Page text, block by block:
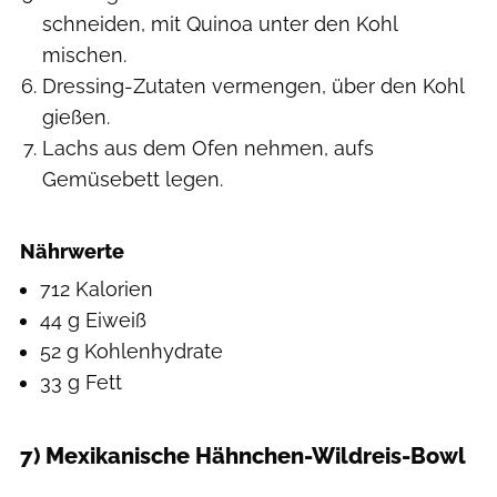
schneiden, mit Quinoa unter den Kohl
mischen.
Dressing-Zutaten vermengen, über den Kohl
gießen.
Lachs aus dem Ofen nehmen, aufs
Gemüsebett legen.
Nährwerte
712 Kalorien
44 g Eiweiß
52 g Kohlenhydrate
33 g Fett
7) Mexikanische Hähnchen-Wildreis-Bowl